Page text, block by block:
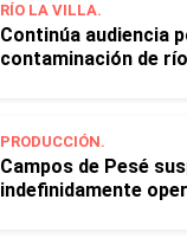
RÍO LA VILLA.
Continúa audiencia
contaminación de
PRODUCCIÓN.
Campos de Pesé
indefinidamente